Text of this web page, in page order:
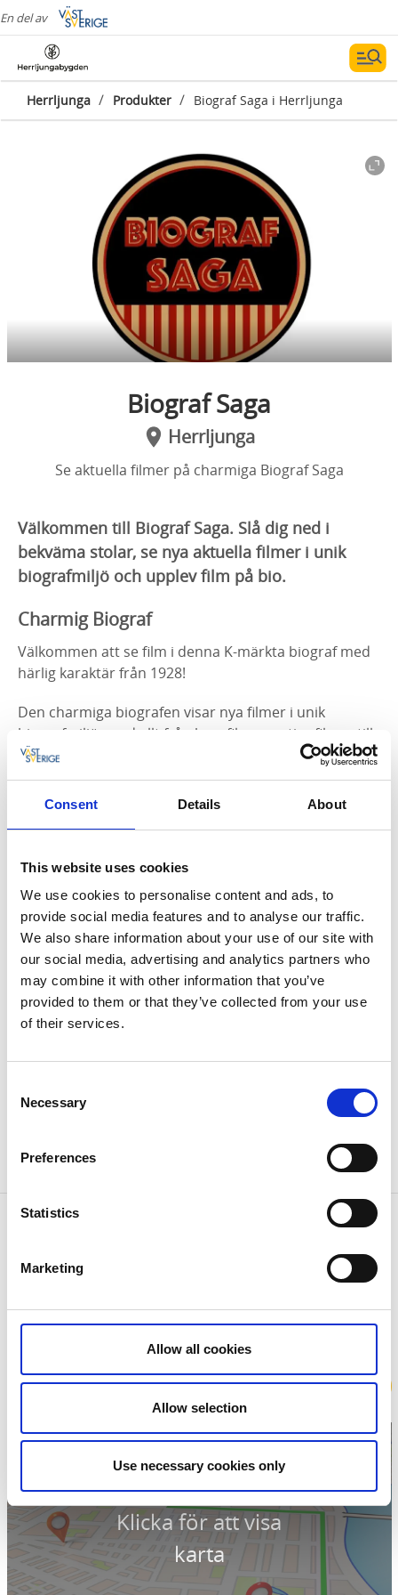
Consent Details About
This website uses cookies
We use cookies to personalise content and ads, to
provide social media features and to analyse our traffic.
We also share information about your use of our site with
our social media, advertising and analytics partners who
may combine it with other information that you’ve
provided to them or that they’ve collected from your use
of their services.
Selection
Necessary
Preferences
Statistics
Marketing
Allow all cookies
Allow selection
Use necessary cookies only
En del av
Herrljunga / Produkter / Biograf Saga i Herrljunga
Biograf Saga
Herrljunga
Se aktuella filmer på charmiga Biograf Saga
Välkommen till Biograf Saga. Slå dig ned i
bekväma stolar, se nya aktuella filmer i unik
biografmiljö och upplev film på bio.
Charmig Biograf
Välkommen att se film i denna K-märkta biograf med
härlig karaktär från 1928!
Den charmiga biografen visar nya filmer i unik
biografmiljö, med allt från barnfilmer, actionfilmer till
dokumentärer.
evenemang av olika karaktär.
Här bjuds det emellanåt på revyer och
musikkonserter.
såsom barnkalas eller andra arrangemang.
Biografen har ett bra läge i centrala Herrljunga med
närhet till boende, restauranger och tåg.
Biograf Saga drivs utav far och dotter Käck, Roland
och Emma sedan 2010. Till deras hjälp har dom
och popcorn från biografens kiosk!
Gå vidare till
hemsidan för mer information om
Välkommen till Biograf Saga
Kontaktinformation
Storgatan 12
Boka
Klicka för att visa
karta